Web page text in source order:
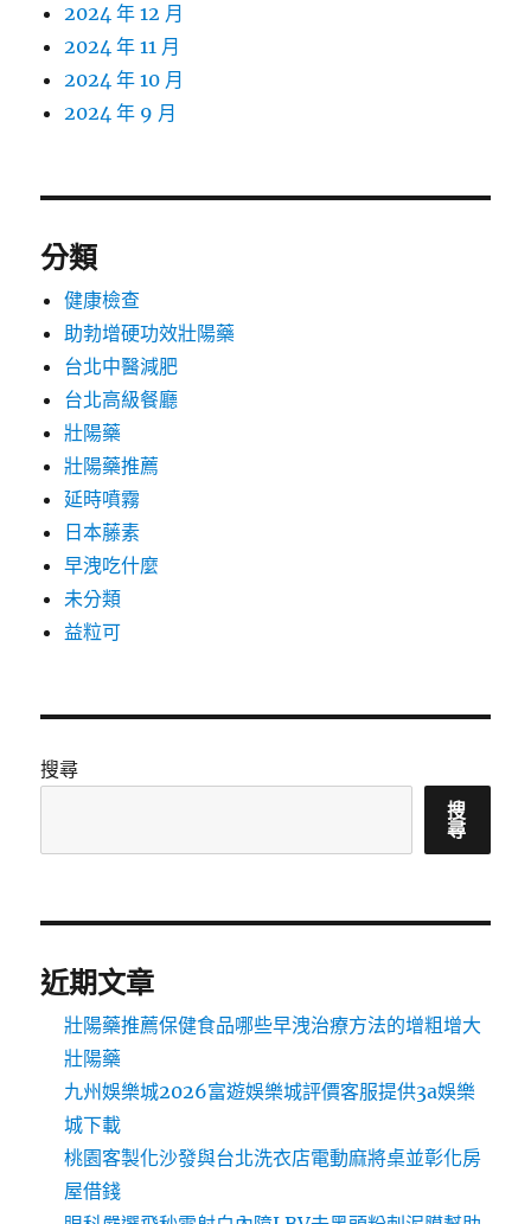
2024 年 12 月
2024 年 11 月
2024 年 10 月
2024 年 9 月
分類
健康檢查
助勃增硬功效壯陽藥
台北中醫減肥
台北高級餐廳
壯陽藥
壯陽藥推薦
延時噴霧
日本藤素
早洩吃什麼
未分類
益粒可
搜尋
搜
尋
近期文章
壯陽藥推薦保健食品哪些早洩治療方法的增粗增大
壯陽藥
九州娛樂城2026富遊娛樂城評價客服提供3a娛樂
城下載
桃園客製化沙發與台北洗衣店電動麻將桌並彰化房
屋借錢